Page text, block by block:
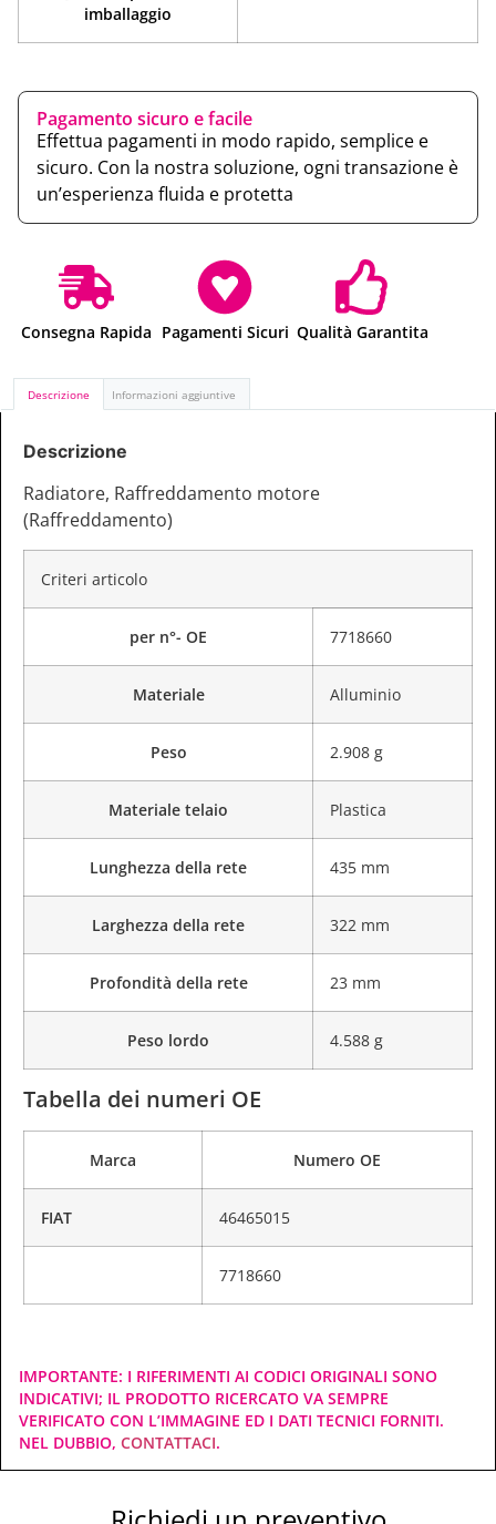
imballaggio
Pagamento sicuro e facile
Effettua pagamenti in modo rapido, semplice e
sicuro. Con la nostra soluzione, ogni transazione è
un’esperienza fluida e protetta
Consegna Rapida Pagamenti Sicuri Qualità Garantita
Descrizione Informazioni aggiuntive
Descrizione
Radiatore, Raffreddamento motore
(Raffreddamento)
Criteri articolo
per n°- OE 7718660
Materiale Alluminio
Peso 2.908 g
Materiale telaio Plastica
Lunghezza della rete 435 mm
Larghezza della rete 322 mm
Profondità della rete 23 mm
Peso lordo 4.588 g
Tabella dei numeri OE
Marca Numero OE
FIAT 46465015
7718660
IMPORTANTE: I RIFERIMENTI AI CODICI ORIGINALI SONO
INDICATIVI; IL PRODOTTO RICERCATO VA SEMPRE
VERIFICATO CON L’IMMAGINE ED I DATI TECNICI FORNITI.
NEL DUBBIO, CONTATTACI.